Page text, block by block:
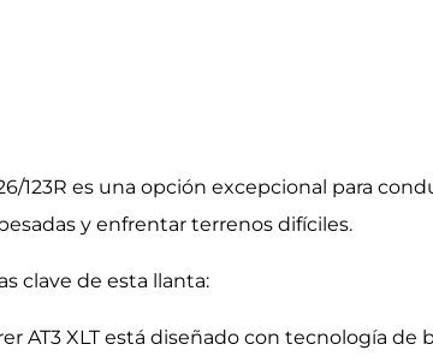
123R es una opción excepcional para
y enfrentar terrenos difíciles.
clave de esta llanta:
AT3 XLT está diseñado con tecnología